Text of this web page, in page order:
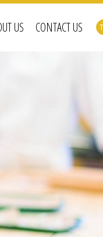
US CONTACT US